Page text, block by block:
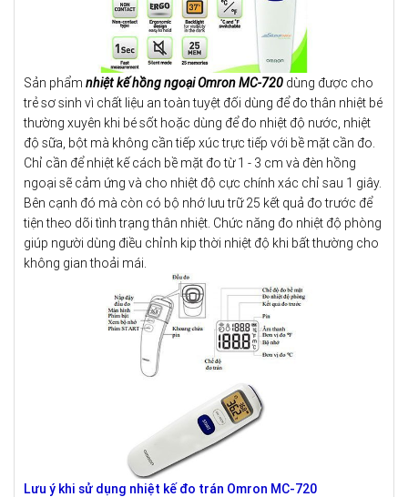
Sản phẩm nhiệt kế hồng ngoại Omron MC-720 dùng được cho
trẻ sơ sinh vì chất liệu an toàn tuyệt đối dùng để đo thân nhiệt bé
thường xuyên khi bé sốt hoặc dùng để đo nhiệt độ nước, nhiệt
độ sữa, bột mà không cần tiếp xúc trực tiếp với bề mặt cần đo.
Chỉ cần để nhiệt kế cách bề mặt đo từ 1 - 3 cm và đèn hồng
ngoại sẽ cảm ứng và cho nhiệt độ cực chính xác chỉ sau 1 giây.
Bên cạnh đó mà còn có bộ nhớ lưu trữ 25 kết quả đo trước để
tiện theo dõi tình trạng thân nhiệt. Chức năng đo nhiệt độ phòng
giúp người dùng điều chỉnh kip thời nhiệt độ khi bất thường cho
không gian thoải mái.
Lưu ý khi sử dụng nhiệt kế đo trán Omron MC-720